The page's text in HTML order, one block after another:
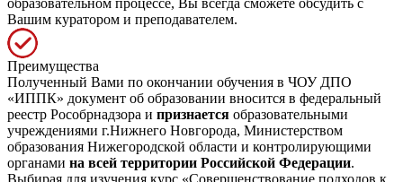
Вашим куратором и преподавателем.
Преимущества
Полученный Вами по окончании обучения в ЧОУ ДПО
«ИППК» документ об образовании вносится в федеральный
реестр Рособрнадзора и признается образовательными
учреждениями г.Нижнего Новгорода, Министерством
образования Нижегородской области и контролирующими
органами на всей территории Российской Федерации.
Выбирая для изучения курс «Совершенствование подходов к